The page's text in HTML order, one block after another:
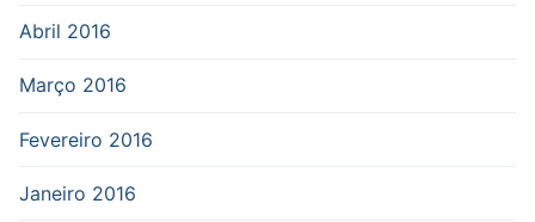
Abril 2016
Março 2016
Fevereiro 2016
Janeiro 2016